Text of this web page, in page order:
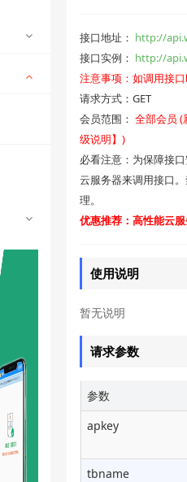
关于部分喵有券短信通知可能受运营商政策影
接口地址： http://
接口实例： http://
注意事项：如调用接
请求方式：GET
会员范围： 全部会员 (
级说明】)
必看注意：为保障接
云服务器来调用接口
理。
优惠推荐：高性能云
使用说明
暂无说明
请求参数
参数
apkey
tbname